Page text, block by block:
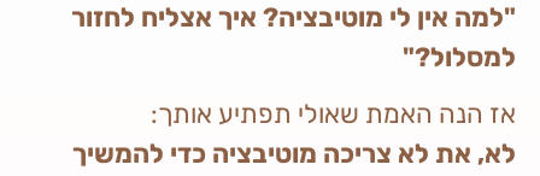
"למה אין לי מוטיבציה? איך אצליח לחזור
למסלול?"
אז הנה האמת שאולי תפתיע אותך:
לא, את לא צריכה מוטיבציה כדי להמשיך